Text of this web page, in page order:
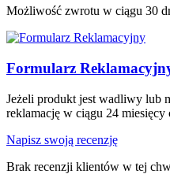
Możliwość zwrotu w ciągu 30
Formularz
Jeżeli produkt jest wadliwy lub
reklamację w ciągu 24 miesięcy
Napisz swoją recenzję
Brak recenzji klientów w tej